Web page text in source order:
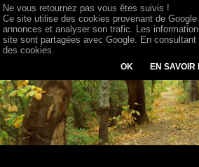
Ne vous retournez pas vous êtes suivis !
Ce site utilise des cookies provenant de
annonces et analyser son trafic. Les
site sont partagées avec Google. En
des cookies.
OK EN SAVOIR